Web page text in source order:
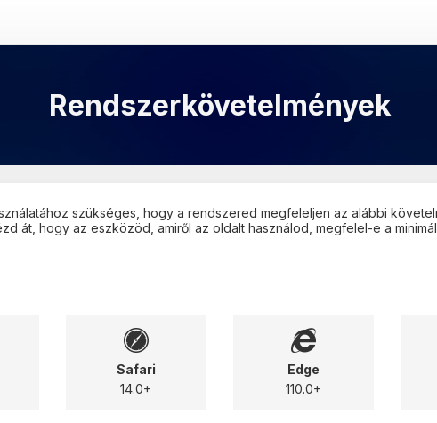
Rendszerkövetelmények
szükséges, hogy a rendszered megfeleljen az alábbi
át, hogy az eszközöd, amiről az oldalt használod, megfelel-e a
Safari
14.0+
Edge
110.0+